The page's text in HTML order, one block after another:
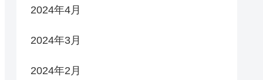
2024年4月
2024年3月
2024年2月